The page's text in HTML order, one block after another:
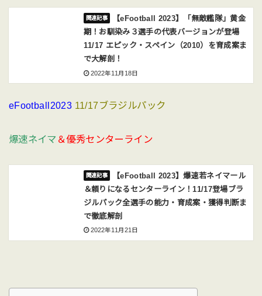
【eFootball 2023】「無敵艦隊」黄金
期！お馴染み３選手の代表バージョンが登場
11/17 エピック・スペイン（2010）を育成案ま
で大解剖！
2022年11月18日
eFootball2023 11/17ブラジルパック
爆速ネイマ ＆優秀センターライン
【eFootball 2023】爆速若ネイマール
＆頼りになるセンターライン！11/17登場ブラ
ジルパック全選手の能力・育成案・獲得判断ま
で徹底解剖
2022年11月21日